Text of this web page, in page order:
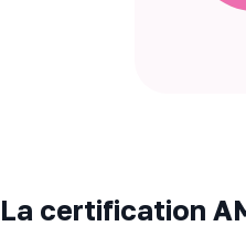
La certification